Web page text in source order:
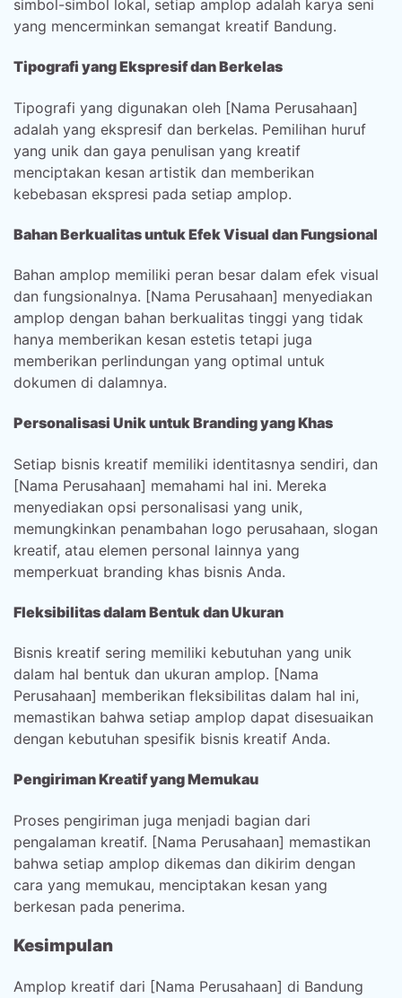
simbol-simbol lokal, setiap amplop adalah karya seni
yang mencerminkan semangat kreatif Bandung.
Tipografi yang Ekspresif dan Berkelas
Tipografi yang digunakan oleh [Nama Perusahaan]
adalah yang ekspresif dan berkelas. Pemilihan huruf
yang unik dan gaya penulisan yang kreatif
menciptakan kesan artistik dan memberikan
kebebasan ekspresi pada setiap amplop.
Bahan Berkualitas untuk Efek Visual dan Fungsional
Bahan amplop memiliki peran besar dalam efek visual
dan fungsionalnya. [Nama Perusahaan] menyediakan
amplop dengan bahan berkualitas tinggi yang tidak
hanya memberikan kesan estetis tetapi juga
memberikan perlindungan yang optimal untuk
dokumen di dalamnya.
Personalisasi Unik untuk Branding yang Khas
Setiap bisnis kreatif memiliki identitasnya sendiri, dan
[Nama Perusahaan] memahami hal ini. Mereka
menyediakan opsi personalisasi yang unik,
memungkinkan penambahan logo perusahaan, slogan
kreatif, atau elemen personal lainnya yang
memperkuat branding khas bisnis Anda.
Fleksibilitas dalam Bentuk dan Ukuran
Bisnis kreatif sering memiliki kebutuhan yang unik
dalam hal bentuk dan ukuran amplop. [Nama
Perusahaan] memberikan fleksibilitas dalam hal ini,
memastikan bahwa setiap amplop dapat disesuaikan
dengan kebutuhan spesifik bisnis kreatif Anda.
Pengiriman Kreatif yang Memukau
Proses pengiriman juga menjadi bagian dari
pengalaman kreatif. [Nama Perusahaan] memastikan
bahwa setiap amplop dikemas dan dikirim dengan
cara yang memukau, menciptakan kesan yang
berkesan pada penerima.
Kesimpulan
Amplop kreatif dari [Nama Perusahaan] di Bandung